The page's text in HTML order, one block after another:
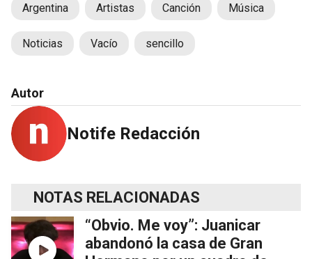
Argentina Artistas Canción Música
Noticias Vacío sencillo
Autor
Notife Redacción
NOTAS RELACIONADAS
“Obvio. Me voy”: Juanicar
abandonó la casa de Gran